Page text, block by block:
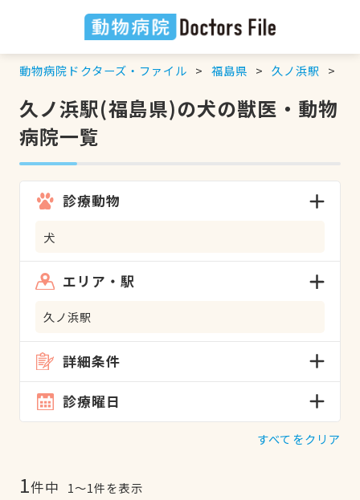
動物病院ドクターズ・ファイル 福島県 久ノ浜駅
久ノ浜駅(福島県)の犬の獣医・動物
病院一覧
診療動物
犬
エリア・駅
久ノ浜駅
詳細条件
診療曜日
すべてをクリア
1件中 1〜1件を表示